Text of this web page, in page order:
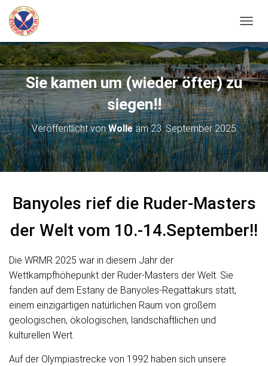
A
V
I
G
A
T
I
O
N
U
M
S
A
T
E
Sie kamen um (wieder öfter) zu
siegen!!
Veröffentlicht vonWolleam23. September 2025
Banyoles rief die Ruder-Masters
der Welt vom 10.-14.September!!
Die WRMR 2025 war in diesem Jahr der
Wettkampfhöhepunkt der Ruder-Masters der Welt. Sie
fanden auf dem Estany de Banyoles-Regattakurs statt,
einem einzigartigen natürlichen Raum von großem
geologischen, ökologischen, landschaftlichen und
kulturellen Wert.
Auf der Olympiastrecke von 1992 haben sich unsere